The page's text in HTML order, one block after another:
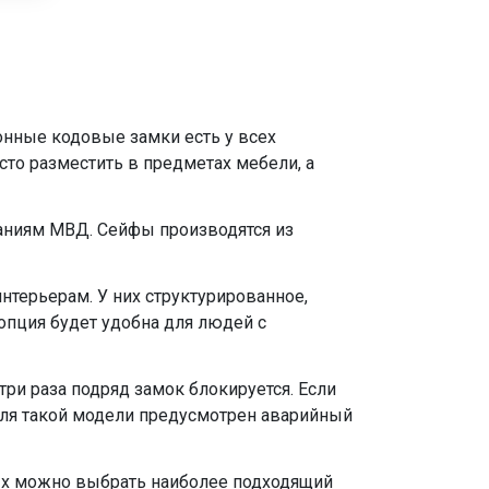
кодовые замки есть у всех
разместить в предметах мебели, а
МВД. Сейфы производятся из
У них структурированное,
будет удобна для людей с
раза подряд замок блокируется. Если
такой модели предусмотрен аварийный
можно выбрать наиболее подходящий